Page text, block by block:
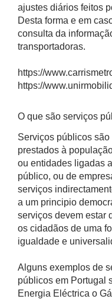
ajustes diários feitos
Desta forma e em
consulta da
transportadoras.
https://
https://
O que são serviços
Serviços públicos
prestados à
ou entidades ligadas
público, ou de
serviços
a um principio
serviços devem estar
os cidadãos de uma
igualdade e
Alguns exemplos de
públicos em Portugal
Energia Eléctrica o